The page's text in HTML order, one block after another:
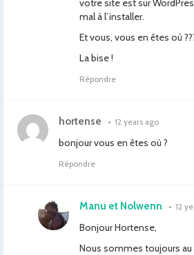
votre site est sur
mal à l’installer.
Et vous, vous en êtes où
La bise !
Répondre
hortense • 12 years ago
bonjour vous en êtes où ?
Répondre
Manu et Nolwenn • 12
Bonjour Hortense,
Nous sommes toujours au